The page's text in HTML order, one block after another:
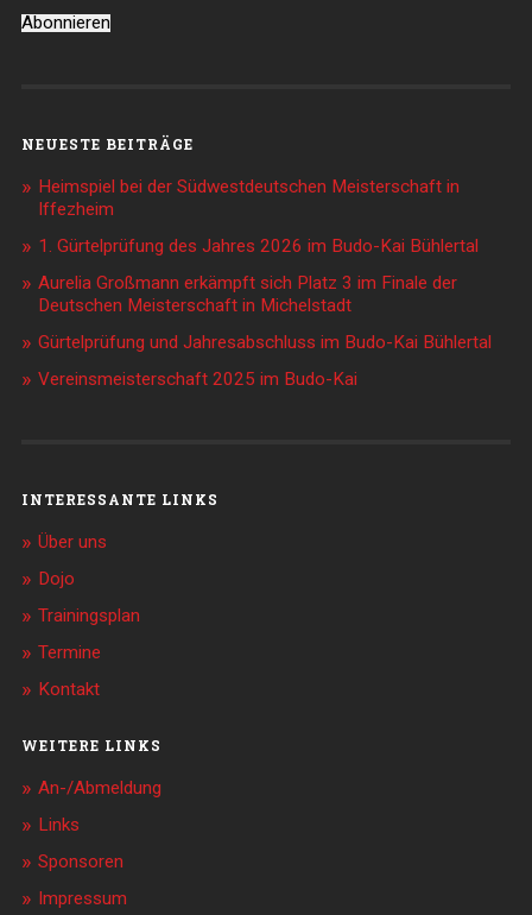
Abonnieren
NEUESTE BEITRÄGE
Heimspiel bei der Südwestdeutschen Meisterschaft in
Iffezheim
1. Gürtelprüfung des Jahres 2026 im Budo-Kai Bühlertal
Aurelia Großmann erkämpft sich Platz 3 im Finale der
Deutschen Meisterschaft in Michelstadt
Gürtelprüfung und Jahresabschluss im Budo-Kai Bühlertal
Vereinsmeisterschaft 2025 im Budo-Kai
INTERESSANTE LINKS
Über uns
Dojo
Trainingsplan
Termine
Kontakt
WEITERE LINKS
An-/Abmeldung
Links
Sponsoren
Impressum